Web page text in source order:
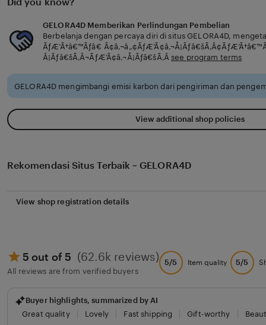
Did you know?
GELORA4D Memberikan Perlindungan Pembelian
Berbelanja dengan percaya diri di situs GELORA4D,
ÃƒÆ’Ã†â€™Ãƒâ€
Â¡Ãƒâ€šÃ‚Â¬ÃƒÆ’Ã¢â‚¬Å¡Ãƒâ€šÃ‚Âsee program terms
GELORA4D mengimbangi emisi karbon dari pengiriman dan
View additional shop policies
Rekomendasi Situs Terbaik ~ GELORA4D
View shop registration details
5 out of 5 (62.6k reviews)
All reviews are from verified buyers
5/5 Item quality 5/5
Buyer highlights, summarized by AI
Great quality
Lovely Fast shipping Gift-worthy